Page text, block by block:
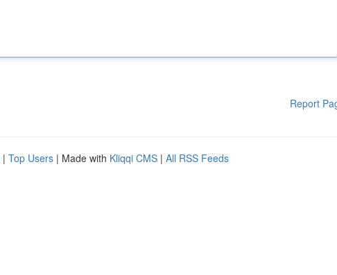
Report
| Top Users | Made with Kliqqi CMS | All RSS Feeds